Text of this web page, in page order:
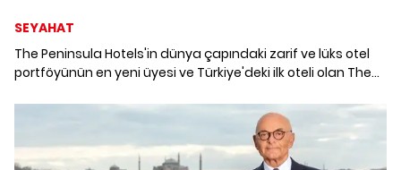
SEYAHAT
The Peninsula Hotels'in dünya çapındaki zarif ve lüks otel
portföyünün en yeni üyesi ve Türkiye'deki ilk oteli olan The